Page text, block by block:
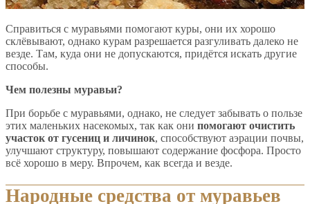
Справиться с муравьями помогают куры, они их хорошо
склёвывают, однако курам разрешается разгуливать далеко не
везде. Там, куда они не допускаются, придётся искать другие
способы.
Чем полезны муравьи?
При борьбе с муравьями, однако, не следует забывать о пользе
этих маленьких насекомых, так как они помогают очистить
участок от гусениц и личинок, способствуют аэрации почвы,
улучшают структуру, повышают содержание фосфора. Просто
всё хорошо в меру. Впрочем, как всегда и везде.
Народные средства от муравьев